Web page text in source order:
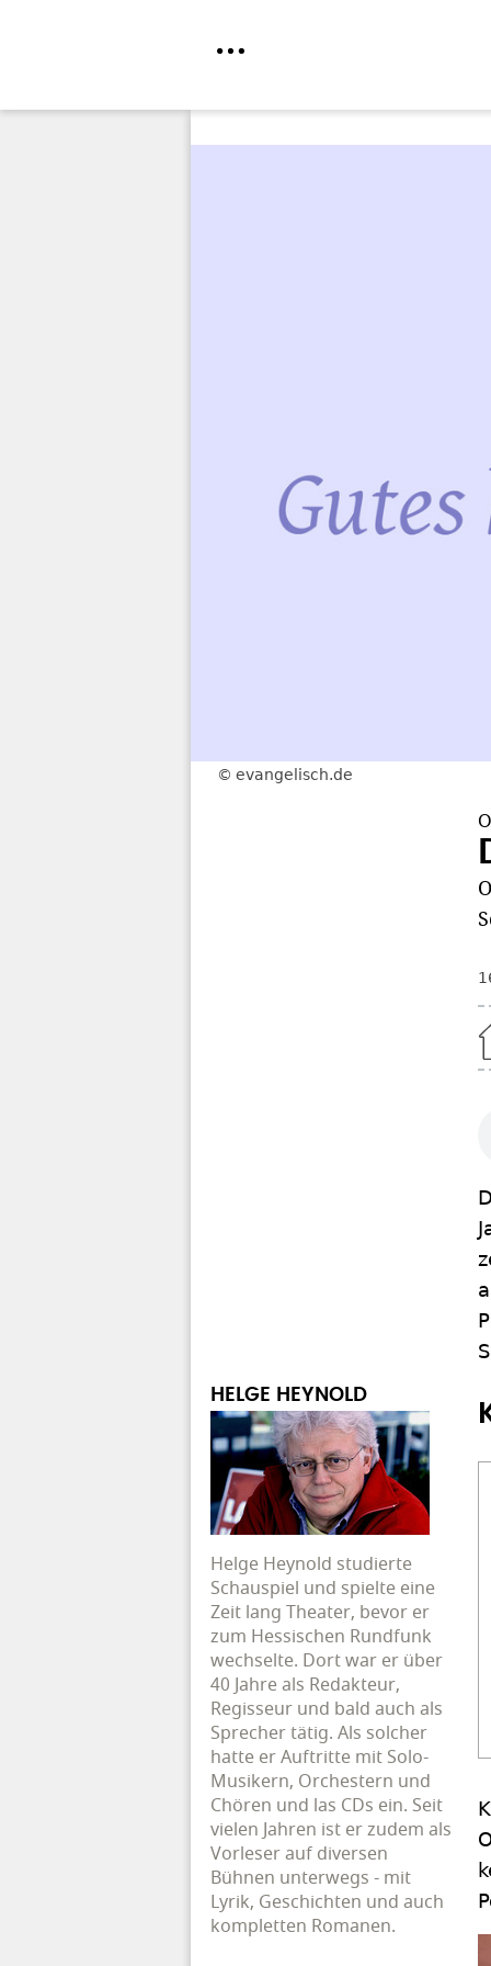
evangelisch.de
HELGE HEYNOLD
Helge Heynold studierte
Schauspiel und spielte eine
Zeit lang Theater, bevor er
zum Hessischen Rundfunk
wechselte. Dort war er über
40 Jahre als Redakteur,
Regisseur und bald auch als
Sprecher tätig. Als solcher
hatte er Auftritte mit Solo-
Musikern, Orchestern und
Chören und las CDs ein. Seit
vielen Jahren ist er zudem als
Vorleser auf diversen
Bühnen unterwegs - mit
Lyrik, Geschichten und auch
kompletten Romanen.